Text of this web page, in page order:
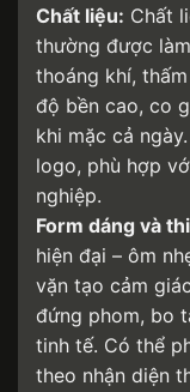
Chất liệu: Chất
thường được
thoáng khí,
độ bền cao, co
khi mặc cả
logo, phù hợp
nghiệp.
Form dáng và
hiện đại – ôm
vặn tạo cảm
đứng phom, bo
tinh tế. Có thể
theo nhận diện